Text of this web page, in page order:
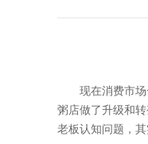
现在消费市场一
粥店做了升级和
老板认知问题，